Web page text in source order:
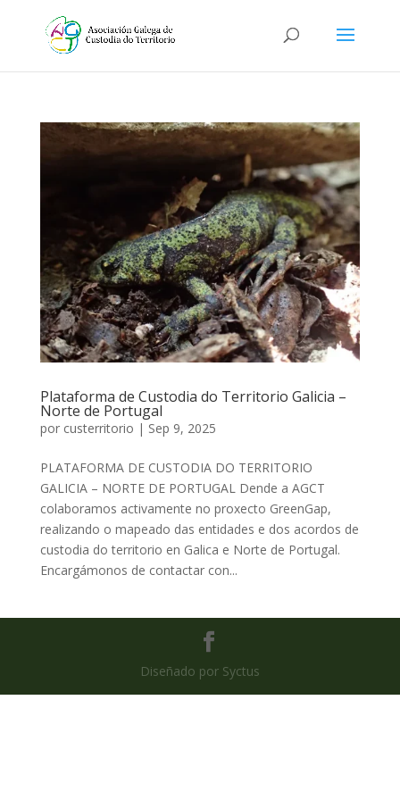
Plataforma de Custodia do Territorio Galicia –
Norte de Portugal
por custerritorio | Sep 9, 2025
PLATAFORMA DE CUSTODIA DO TERRITORIO
GALICIA – NORTE DE PORTUGAL Dende a AGCT
colaboramos activamente no proxecto GreenGap,
realizando o mapeado das entidades e dos acordos de
custodia do territorio en Galica e Norte de Portugal.
Encargámonos de contactar con...
Diseñado por Syctus